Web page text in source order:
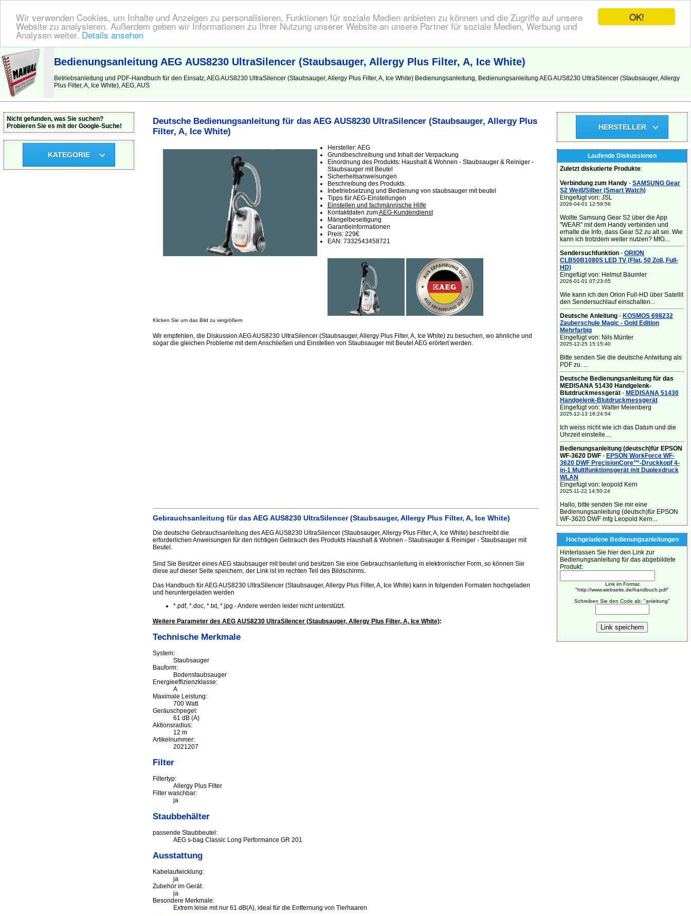
OK!
Wir verwenden Cookies, um Inhalte und Anzeigen zu personalisieren, Funktionen für soziale Medien anbieten zu können und die Zugriffe auf unsere
Website zu analysieren. Außerdem geben wir Informationen zu Ihrer Nutzung unserer Website an unsere Partner für soziale Medien, Werbung und
Analysen weiter. Details ansehen
BEDIENUNGSANLEITUNG | Hier finden Sie die deutsche Anleitung!
Bedienungsanleitung AEG AUS8230 UltraSilencer (Staubsauger, Allergy Plus Filter, A, Ice White)
Betriebsanleitung und PDF-Handbuch für den Einsatz, AEG AUS8230 UltraSilencer (Staubsauger, Allergy Plus Filter, A, Ice White) Bedienungsanleitung, Bedienungsanleitung AEG AUS8230 UltraSilencer (Staubsauger, Allergy
Plus Filter, A, Ice White), AEG, AUS
Deutsche Bedienungsanleitung für das AEG AUS8230 UltraSilencer (Staubsauger, Allergy Plus
Filter, A, Ice White)
Hersteller: AEG
Grundbeschreibung und Inhalt der Verpackung
Einordnung des Produkts: Haushalt & Wohnen - Staubsauger & Reiniger -
Staubsauger mit Beutel
Sicherheitsanweisungen
Beschreibung des Produkts
Inbetriebsetzung und Bedienung von staubsauger mit beutel
Tipps für AEG-Einstellungen
Einstellen und fachmännische Hilfe
Kontaktdaten zumAEG-Kundendienst
Mängelbeseitigung
Garantieinformationen
Preis: 229€
EAN: 7332543458721
Klicken Sie um das Bild zu vergrößern
Wir empfehlen, die Diskussion AEG AUS8230 UltraSilencer (Staubsauger, Allergy Plus Filter, A, Ice White) zu besuchen, wo ähnliche und
sogar die gleichen Probleme mit dem Anschließen und Einstellen von Staubsauger mit Beutel AEG erörtert werden.
Gebrauchsanleitung für das AEG AUS8230 UltraSilencer (Staubsauger, Allergy Plus Filter, A, Ice White)
Die deutsche Gebrauchsanleitung des AEG AUS8230 UltraSilencer (Staubsauger, Allergy Plus Filter, A, Ice White) beschreibt die
erforderlichen Anweisungen für den richtigen Gebrauch des Produkts Haushalt & Wohnen - Staubsauger & Reiniger - Staubsauger mit
Beutel.
Sind Sie Besitzer eines AEG staubsauger mit beutel und besitzen Sie eine Gebrauchsanleitung in elektronischer Form, so können Sie
diese auf dieser Seite speichern, der Link ist im rechten Teil des Bildschirms.
Das Handbuch für AEG AUS8230 UltraSilencer (Staubsauger, Allergy Plus Filter, A, Ice White) kann in folgenden Formaten hochgeladen
und heruntergeladen werden
*.pdf, *.doc, *.txt, *.jpg - Andere werden leider nicht unterstützt.
Weitere Parameter des AEG AUS8230 UltraSilencer (Staubsauger, Allergy Plus Filter, A, Ice White):
Technische Merkmale
System:
Staubsauger
Bauform:
Bodenstaubsauger
Energieeffizienzklasse:
A
Maximale Leistung:
700 Watt
Geräuschpegel:
61 dB (A)
Aktionsradius:
12 m
Artikelnummer:
2021207
Filter
Filtertyp:
Allergy Plus Filter
Filter waschbar:
ja
Staubbehälter
passende Staubbeutel:
AEG s-bag Classic Long Performance GR 201
Ausstattung
Kabelaufwicklung:
ja
Zubehör im Gerät:
ja
Besondere Merkmale:
Extrem leise mit nur 61 dB(A), ideal für die Entfernung von Tierhaaren
Nicht gefunden, was Sie suchen?
Probieren Sie es mit der Google-Suche!
KATEGORIE
HERSTELLER
Laufende Diskussionen
Zuletzt diskutierte Produkte:
Verbindung zum Handy - SAMSUNG Gear
S2 Weiß/Silber (Smart Watch)
Eingefügt von: JSL
2026-04-01 12:59:56
Wollte Samsung Gear S2 über die App
"WEAR" mit dem Handy verbinden und
erhalte die Info, dass Gear S2 zu alt sei. Wie
kann ich trotzdem weiter nutzen? MfG...
Sendersuchfunktion - ORION
CLB50B1080S LED TV (Flat, 50 Zoll, Full-
HD)
Eingefügt von: Helmut Bäumler
2026-01-01 07:23:05
Wie kann ich den Orion Full-HD über Satellit
den Sendersuchlauf einschalten...
Deutsche Anleitung - KOSMOS 698232
Zauberschule Magic - Gold Edition
Mehrfarbig
Eingefügt von: Nils Münter
2025-12-25 15:15:40
Bitte senden Sie die deutsche Anlwitung als
PDF zu. ...
Deutsche Bedienungsanleitung für das
MEDISANA 51430 Handgelenk-
Blutdruckmessgerät - MEDISANA 51430
Handgelenk-Blutdruckmessgerät
Eingefügt von: Walter Meienberg
2025-12-13 16:24:54
Ich weiss nicht wie ich das Datum und die
Uhrzeit einstelle....
Bedienungsanleitung (deutsch)für EPSON
WF-3620 DWF - EPSON WorkForce WF-
3620 DWF PrecisionCore™-Druckkopf 4-
in-1 Multifunktionsgerät mit Duplexdruck
WLAN
Eingefügt von: leopold Kern
2025-11-22 14:50:24
Hallo, bitte senden Sie mir eine
Bedienungsanleitung (deutsch)für EPSON
WF-3620 DWF mfg Leopold Kern...
Hochgeladene Bedienungsanleitungen
Hinterlassen Sie hier den Link zur
Bedienungsanleitung für das abgebildete
Produkt:
Link im Format
"http://www.webseite.de/handbuch.pdf"
Schreiben Sie den Code ab: "anleitung"